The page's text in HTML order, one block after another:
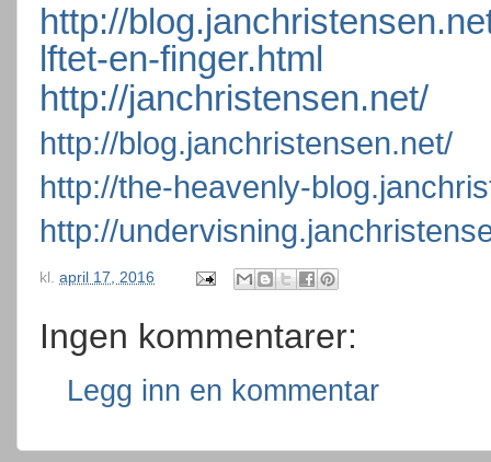
http://
lftet-en-finger.html
http://janchristensen.net/
http://blog.janchristensen.net/
http://the-heavenly-
http://
kl. april 17, 2016
Ingen kommentarer:
Legg inn en kommentar